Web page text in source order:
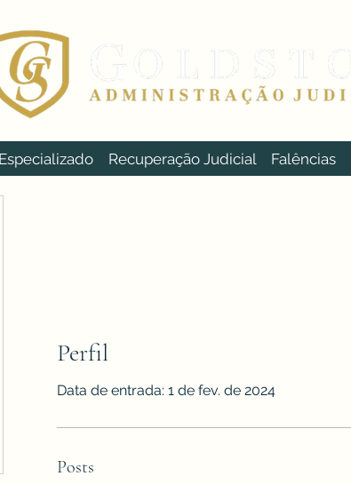
Recuperação Judicial Falências
Perfil
Data de entrada: 1 de fev. de 2024
Posts